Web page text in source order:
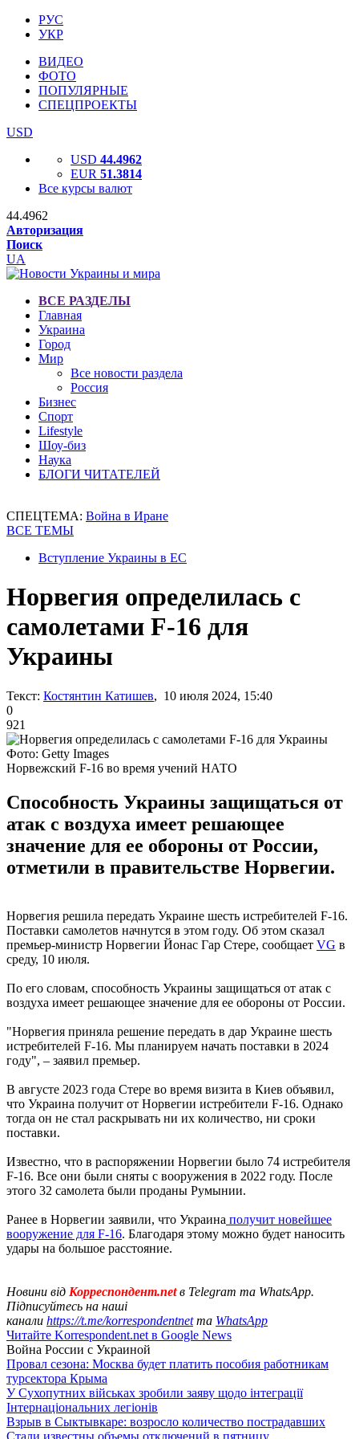
РУС
УКР
ВИДЕО
ФОТО
ПОПУЛЯРНЫЕ
СПЕЦПРОЕКТЫ
USD
USD 44.4962
EUR 51.3814
Все курсы валют
44.4962
Авторизация
Поиск
UA
ВСЕ РАЗДЕЛЫ
Главная
Украина
Город
Мир
Все новости раздела
Россия
Бизнес
Спорт
Lifestyle
Шоу-биз
Наука
БЛОГИ ЧИТАТЕЛЕЙ
СПЕЦТЕМА: Война в Иране
ВСЕ ТЕМЫ
Вступление Украины в ЕС
Норвегия определилась с
самолетами F-16 для
Украины
Текст: Костянтин Катишев, 10 июля 2024, 15:40
0
921
Фото: Getty Images
Норвежский F-16 во время учений НАТО
Способность Украины защищаться от
атак с воздуха имеет решающее
значение для ее обороны от России,
отметили в правительстве Норвегии.
Норвегия решила передать Украине шесть истребителей F-16.
Поставки самолетов начнутся в этом году. Об этом сказал
премьер-министр Норвегии Йонас Гар Стере, сообщает VG в
среду, 10 июля.
По его словам, способность Украины защищаться от атак с
воздуха имеет решающее значение для ее обороны от России.
"Норвегия приняла решение передать в дар Украине шесть
истребителей F-16. Мы планируем начать поставки в 2024
году", – заявил премьер.
В августе 2023 года Стере во время визита в Киев объявил,
что Украина получит от Норвегии истребители F-16. Однако
тогда он не стал раскрывать ни их количество, ни сроки
поставки.
Известно, что в распоряжении Норвегии было 74 истребителя
F-16. Все они были сняты с вооружения в 2022 году. После
этого 32 самолета были проданы Румынии.
Ранее в Норвегии заявили, что Украина получит новейшее
вооружение для F-16. Благодаря этому можно будет наносить
удары на большое расстояние.
Новини від Корреспондент.netв Telegram та WhatsApp.
Підписуйтесь на наші
канали https://t.me/korrespondentnetта WhatsApp
Читайте Korrespondent.net в Google News
Война России с Украиной
Провал сезона: Москва будет платить пособия работникам
турсектора Крыма
У Сухопутних військах зробили заяву щодо інтеграції
Інтернаціональних легіонів
Взрыв в Сыктывкаре: возросло количество пострадавших
Стали известны объемы отключений в пятницу